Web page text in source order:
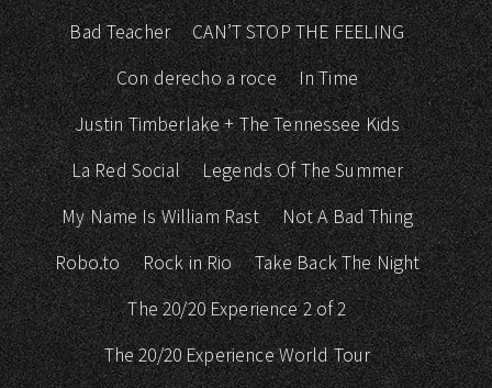
Bad Teacher
CAN’T STOP THE FEELING
Con derecho a roce
In Time
Justin Timberlake + The Tennessee Kids
La Red Social
Legends Of The Summer
My Name Is William Rast
Not A Bad Thing
Robo.to
Rock in Rio
Take Back The Night
The 20/20 Experience 2 of 2
The 20/20 Experience World Tour